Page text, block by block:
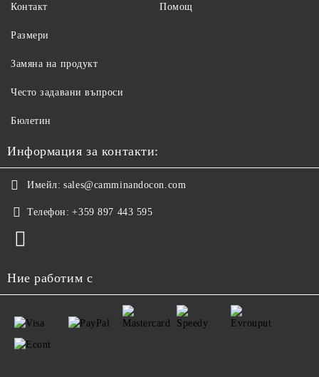
Контакт Помощ
Размери
Замяна на продукт
Често задавани въпроси
Бюлетин
Информация за контакти:
Имейл: sales@camminandocon.com
Телефон: +359 897 443 595
Ние работим с